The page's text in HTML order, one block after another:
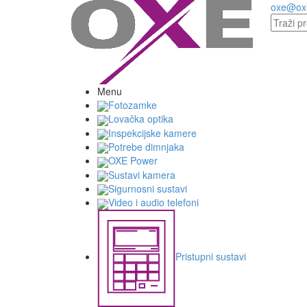
Menu
Fotozamke
Lovačka optika
Inspekcijske kamere
Potrebe dimnjaka
OXE Power
Sustavi kamera
Sigurnosni sustavi
Video i audio telefoni
Pristupni sustavi